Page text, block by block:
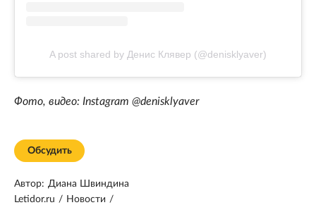
A post shared by Денис Клявер (@denisklyaver)
Фото, видео: Instagram @denisklyaver
Обсудить
Автор: Диана Швиндина
Letidor.ru / Новости /